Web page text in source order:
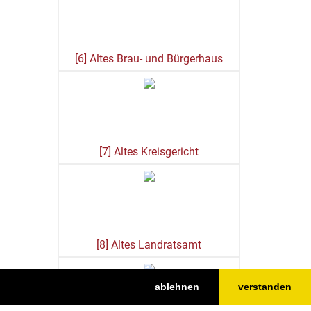
ablehnen verstanden
[6] Altes Brau- und Bürgerhaus
[7] Altes Kreisgericht
[8] Altes Landratsamt